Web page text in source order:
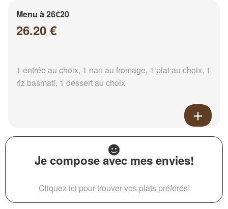
Menu à 26€20
26.20 €
1 entrée au choix, 1 nan au fromage, 1 plat au choix, 1
riz basmati, 1 dessert au choix
Je compose avec mes envies!
Cliquez ici pour trouver vos plats préférés!